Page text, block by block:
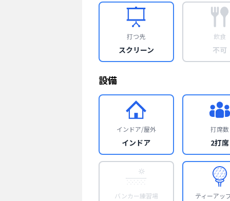
打つ先
スクリーン
飲食
不可
設備
インドア/屋外
インドア
打席数
2打席
バンカー練習場 ティーアッ